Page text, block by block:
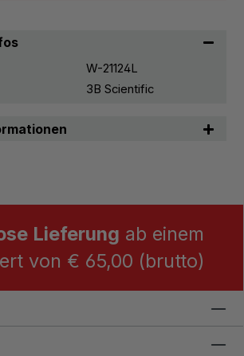
W-21124L
3B Scientific
Lieferung ab einem
von € 65,00 (brutto)